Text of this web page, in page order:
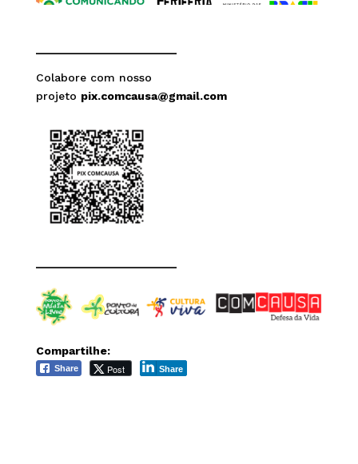
Colabore com nosso
projeto pix.comcausa@gmail.com
Compartilhe:
Share Post Share